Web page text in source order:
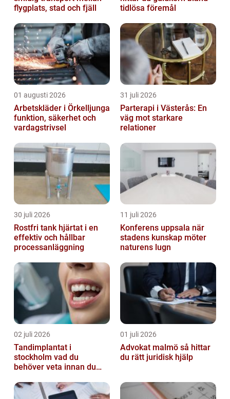
flygplats, stad och fjäll
tidlösa föremål
01 augusti 2026
Arbetskläder i Örkelljunga
funktion, säkerhet och
vardagstrivsel
31 juli 2026
Parterapi i Västerås: En
väg mot starkare
relationer
30 juli 2026
Rostfri tank hjärtat i en
effektiv och hållbar
processanläggning
11 juli 2026
Konferens uppsala när
stadens kunskap möter
naturens lugn
02 juli 2026
Tandimplantat i
stockholm vad du
behöver veta innan du
01 juli 2026
Advokat malmö så hittar
du rätt juridisk hjälp